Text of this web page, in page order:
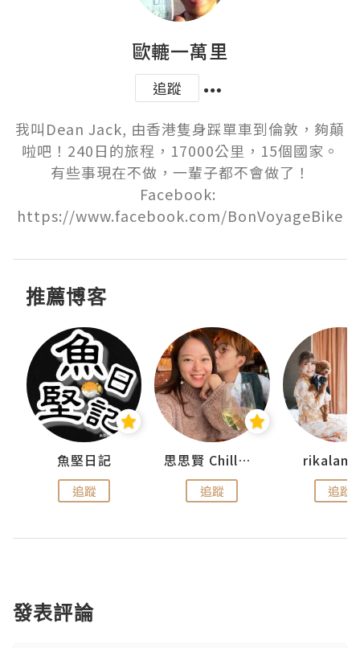
歐轆一萬里
追蹤
我叫Dean Jack, 由香港隻身踩單車到倫敦，夠顛
啦吧！240日的旅程，17000公里，15個國家。
有些事現在不做，一輩子都不會做了！
Facebook:
https://www.facebook.com/BonVoyageBike
推薦博客
魚堅日記
追蹤
思思賢 ChillMyBabe
追蹤 追蹤
發表評論